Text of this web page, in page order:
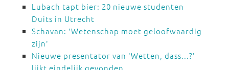
Lubach tapt bier: 20 nieuwe studenten
Duits in Utrecht
Schavan: 'Wetenschap moet geloofwaardig
zijn'
Nieuwe presentator van 'Wetten, dass...?'
lijkt eindelijk gevonden